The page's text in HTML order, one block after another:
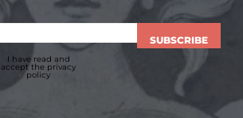
SUBSCRIBE
I have read and
acceptthe privacy
policy